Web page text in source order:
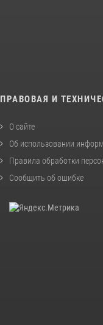
ПРАВОВАЯ И
О сайте
Об использовании
Правила обработки
Сообщить об ошибке